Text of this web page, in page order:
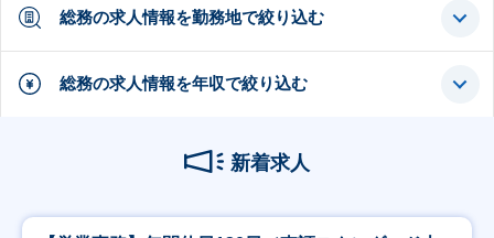
総務の求人情報を勤務地で絞り込む
総務の求人情報を年収で絞り込む
新着求人